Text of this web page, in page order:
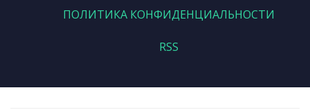
ПОЛИТИКА КОНФИДЕНЦИАЛЬНОСТИ
RSS